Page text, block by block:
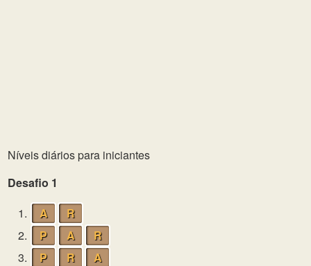
Níveis diários para iniciantes
Desafio 1
1.
A
R
2.
P A
R
3.
P R
A